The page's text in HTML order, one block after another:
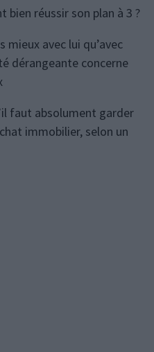
bien réussir son plan à 3 ?
mieux avec lui qu’avec
dérangeante concerne
faut absolument garder
immobilier, selon un